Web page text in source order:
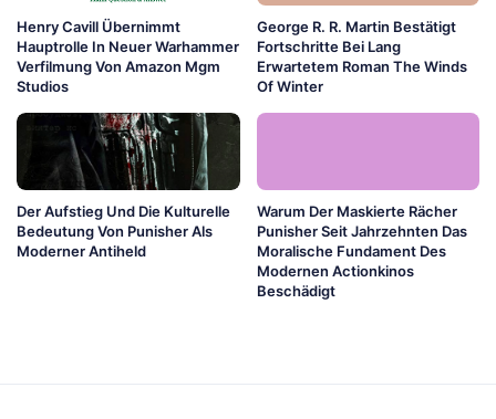
Henry Cavill Übernimmt
Hauptrolle In Neuer Warhammer
Verfilmung Von Amazon Mgm
Studios
George R. R. Martin Bestätigt
Fortschritte Bei Lang
Erwartetem Roman The Winds
Of Winter
Der Aufstieg Und Die Kulturelle
Bedeutung Von Punisher Als
Moderner Antiheld
Warum Der Maskierte Rächer
Punisher Seit Jahrzehnten Das
Moralische Fundament Des
Modernen Actionkinos
Beschädigt